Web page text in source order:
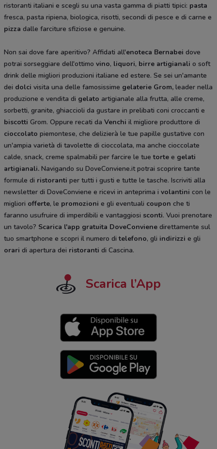
ristoranti italiani e scegli su una vasta gamma di piatti tipici: pasta
fresca, pasta ripiena, biologica, risotti, secondi di pesce e di carne e
pizza dalle farciture sfiziose e genuine.
Non sai dove fare aperitivo? Affidati all'enoteca Bernabei dove
potrai sorseggiare dell'ottimo vino, liquori, birre artigianali o soft
drink delle migliori produzioni italiane ed estere. Se sei un'amante
dei dolci visita una delle famosissime gelaterie Grom, leader nella
produzione e vendita di gelato artigianale alla frutta, alle creme,
sorbetti, granite, ghiaccioli da gustare in prelibati coni croccanti e
biscotti Grom. Oppure recati da Venchi il migliore produttore di
cioccolato piemontese, che delizierà le tue papille gustative con
un'ampia varietà di tavolette di cioccolata, ma anche cioccolate
calde, snack, creme spalmabili per farcire le tuetorte e gelati
artigianali. Navigando su DoveConviene.it potrai scoprire tante
formule di ristoranti per tutti i gusti e tutte le tasche. Iscriviti alla
newsletter di DoveConviene e ricevi in anteprima i volantini con le
migliori offerte, le promozioni e gli eventuali coupon che ti
faranno usufruire di imperdibili e vantaggiosi sconti. Vuoi prenotare
un tavolo? Scarica l'app gratuita DoveConviene direttamente sul
tuo smartphone e scopri il numero ditelefono, gli indirizzi e gli
orari di apertura dei ristoranti di Cascina.
Scarica l’App